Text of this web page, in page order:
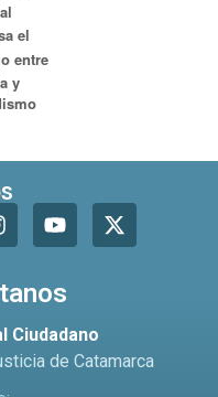
el
entre
y
Ciudadano
de Catamarca